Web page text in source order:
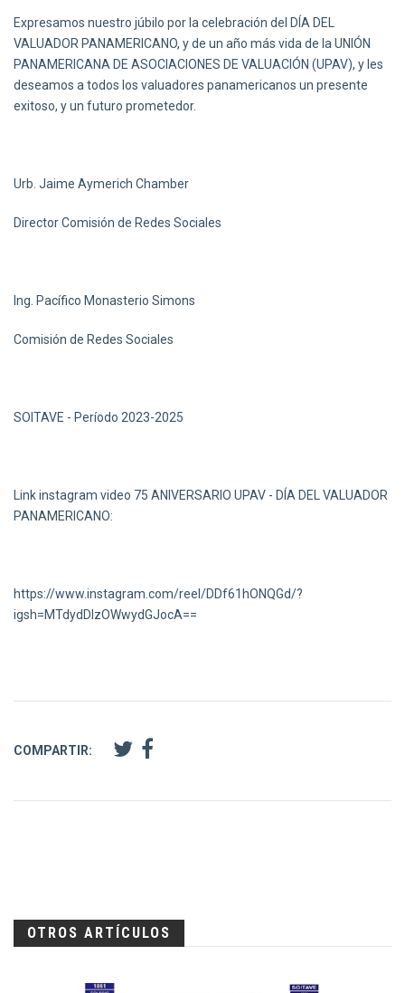
Expresamos nuestro júbilo por la celebración del DÍA DEL
VALUADOR PANAMERICANO, y de un año más vida de la UNIÓN
PANAMERICANA DE ASOCIACIONES DE VALUACIÓN (UPAV), y les
deseamos a todos los valuadores panamericanos un presente
exitoso, y un futuro prometedor.
Urb. Jaime Aymerich Chamber
Director Comisión de Redes Sociales
Ing. Pacífico Monasterio Simons
Comisión de Redes Sociales
SOITAVE - Período 2023-2025
Link instagram video 75 ANIVERSARIO UPAV - DÍA DEL VALUADOR
PANAMERICANO:
https://www.instagram.com/reel/DDf61hONQGd/?
igsh=MTdydDIzOWwydGJocA==
COMPARTIR:
OTROS ARTÍCULOS